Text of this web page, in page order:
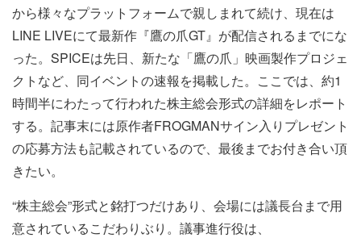
から様々なプラットフォームで親しまれて続け、現在は
LINE LIVEにて最新作『鷹の爪GT』が配信されるまでにな
った。SPICEは先日、新たな「鷹の爪」映画製作プロジェ
クトなど、同イベントの速報を掲載した。ここでは、約1
時間半にわたって行われた株主総会形式の詳細をレポート
する。記事末には原作者FROGMANサイン入りプレゼント
の応募方法も記載されているので、最後までお付き合い頂
きたい。
“株主総会”形式と銘打つだけあり、会場には議長台まで用
意されているこだわりぶり。議事進行役は、